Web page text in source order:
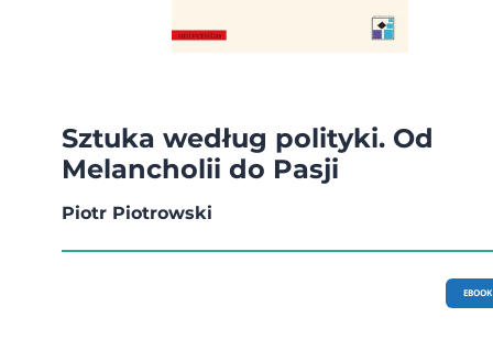
Sztuka według polityki. Od
Melancholii do Pasji
Piotr Piotrowski
EBOOK